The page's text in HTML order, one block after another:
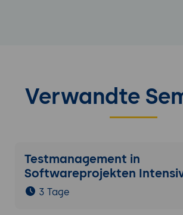
Verwandte
Testmanagement in
Softwareprojekten
3 Tage